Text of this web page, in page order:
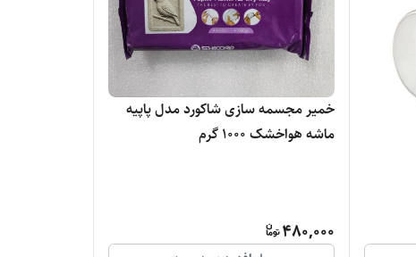
خمیر مجسمه سازی شاکورد مدل پاپیه
ماشه هواخشک 1000 گرم
480,000